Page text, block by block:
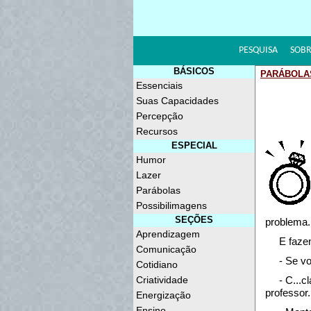
PESQUISA
BÁSICOS
Essenciais
Suas Capacidades
Percepção
Recursos
ESPECIAL
Humor
Lazer
Parábolas
Possibilimagens
SEÇÕES
Aprendizagem
Comunicação
Cotidiano
Criatividade
Energização
E
- Se
-